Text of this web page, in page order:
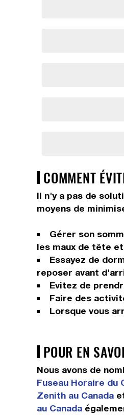
COMMENT
Il n'y a pas de
moyens de
Gérer son
les maux de tête
Essayez de
reposer avant
Evitez de
Faire des
Lorsque vous
POUR EN
Nous avons de
Fuseau Horaire du
Zenith au Canada
au Canada